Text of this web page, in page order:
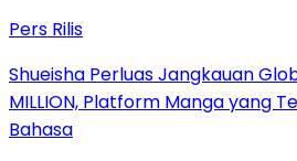
Pers Rilis
Shueisha Perluas Jangkauan
MILLION, Platform Manga yang
Bahasa